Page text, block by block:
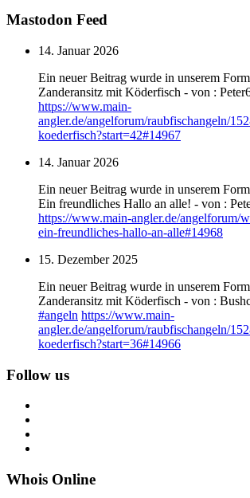
Mastodon Feed
14. Januar 2026
Ein neuer Beitrag wurde in unserem
Zanderansitz mit Köderfisch - von :
https://www.main-
angler.de/angelforum/raubfischangeln/
koederfisch?start=42#14967
14. Januar 2026
Ein neuer Beitrag wurde in unserem
Ein freundliches Hallo an alle! - von :
https://www.main-angler.de/angelforum/
ein-freundliches-hallo-an-alle#14968
15. Dezember 2025
Ein neuer Beitrag wurde in unserem
Zanderansitz mit Köderfisch - von :
#angeln https://www.main-
angler.de/angelforum/raubfischangeln/
koederfisch?start=36#14966
Follow us
Whois Online